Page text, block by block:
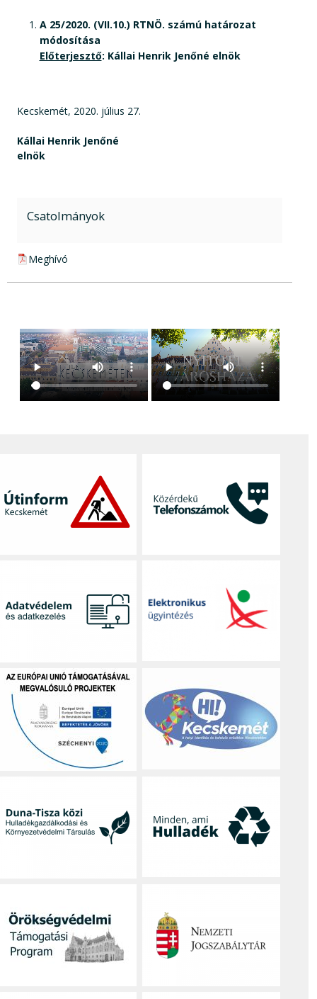
A 25/2020. (VII.10.) RTNÖ. számú határozat
módosítása
Előterjesztő: Kállai Henrik Jenőné elnök
Kecskemét, 2020. július 27.
Kállai Henrik Jenőné
elnök
Csatolmányok
pdf csatolmány:
Meghívó